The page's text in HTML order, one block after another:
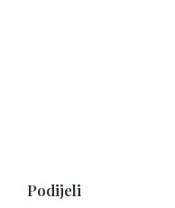
Podijeli